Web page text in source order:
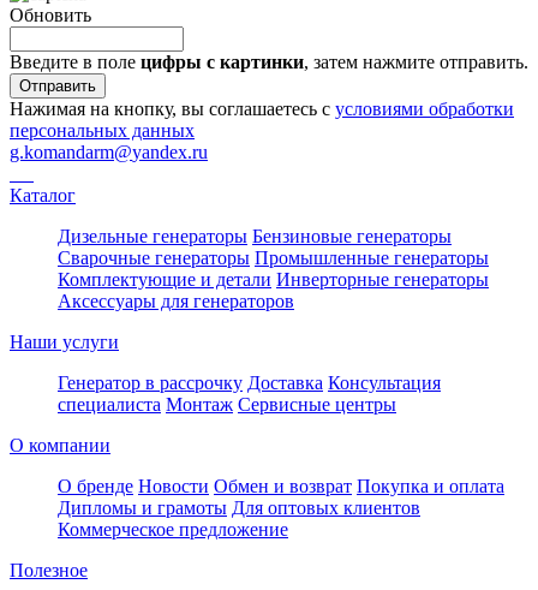
Обновить
Введите в поле цифры c картинки, затем нажмите отправить.
Отправить
Нажимая на кнопку, вы соглашаетесь с условиями обработки
персональных данных
g.komandarm@yandex.ru
Каталог
Дизельные генераторы Бензиновые генераторы
Сварочные генераторы Промышленные генераторы
Комплектующие и детали Инверторные генераторы
Аксессуары для генераторов
Наши услуги
Генератор в рассрочку Доставка Консультация
специалиста Монтаж Сервисные центры
О компании
О бренде Новости Обмен и возврат Покупка и оплата
Дипломы и грамоты Для оптовых клиентов
Коммерческое предложение
Полезное